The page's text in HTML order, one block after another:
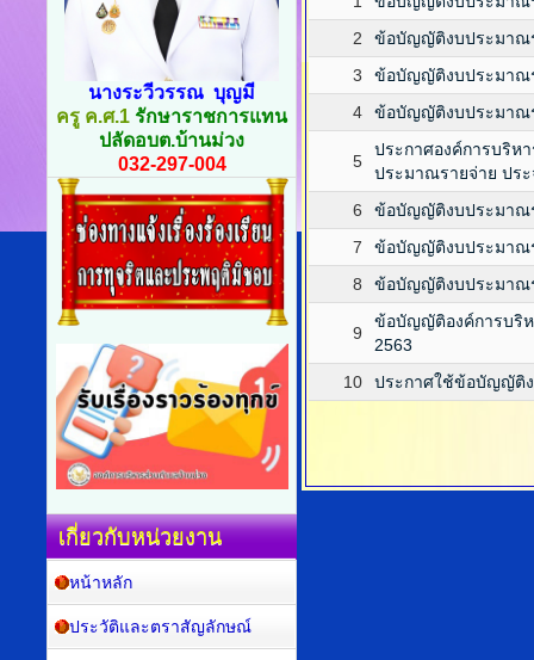
2
ข้อบัญญัติงบประมาณ
3
ข้อบัญญัติงบประมาณ
4
ข้อบัญญัติงบประมาณ
5
ประกาศองค์การบริห
ประมาณรายจ่าย ปร
6
ข้อบัญญัติงบประมาณ
7
ข้อบัญญัติงบประมาณ
8
ข้อบัญญัติงบประมาณ
9
ข้อบัญญัติองค์การบริ
2563
10
ประกาศใช้ข้อบัญญัติ
นางระวีวรรณ บุญมี
ครู ค.ศ.1 รักษาราชการแทน
ปลัดอบต.บ้านม่วง
032-297-004
เกี่ยวกับหน่วยงาน
หน้าหลัก
ประวัติและตราสัญลักษณ์